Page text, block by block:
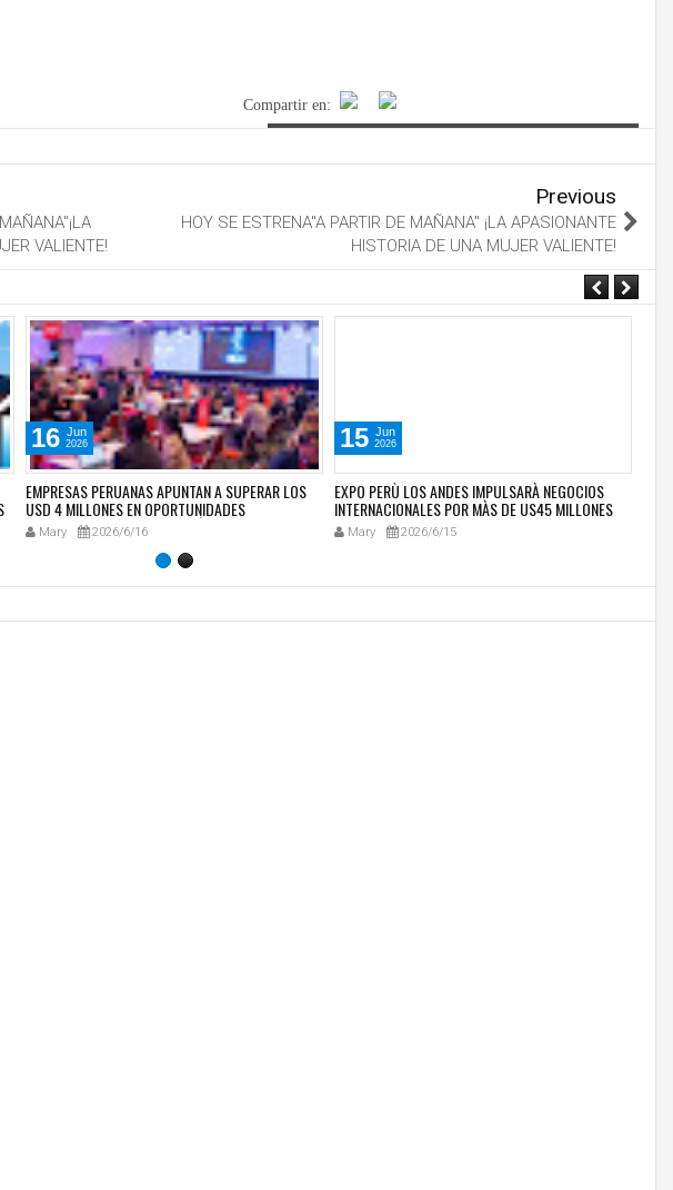
Compartir en:
VALIENTE!
Previous
HOY SE ESTRENA"A PARTIR DE MAÑANA" ¡LA APASIONANTE
HISTORIA DE UNA MUJER VALIENTE!
16 Jun
2026
EMPRESAS PERUANAS APUNTAN A SUPERAR LOS
USD 4 MILLONES EN OPORTUNIDADES
COMERCIALES DURANTE MISIÓN DE SERVICIOS EN
ECUADOR
Mary 2026/6/16
15 Jun
2026
EXPO PERÙ LOS ANDES IMPULSARÀ NEGOCIOS
INTERNACIONALES POR MÀS DE US45 MILLONES
PARA PRODUCTORES DE LA SIERRA PERUANA
Mary 2026/6/15